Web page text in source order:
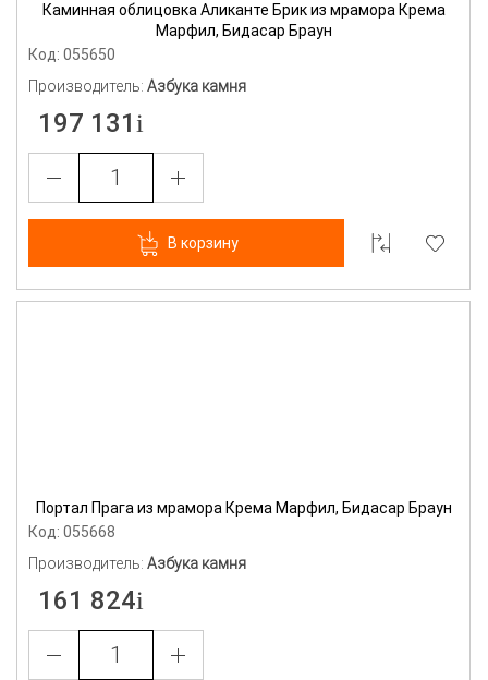
Каминная облицовка Аликанте Брик из мрамора Крема
Марфил, Бидасар Браун
Код: 055650
Производитель: Азбука камня
197 131
В корзину
Портал Прага из мрамора Крема Марфил, Бидасар Браун
Код: 055668
Производитель: Азбука камня
161 824